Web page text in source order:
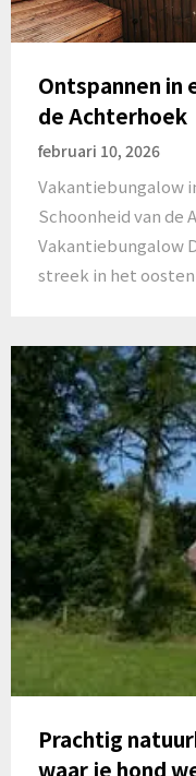
Ontspannen in
de Achterhoek
februari 10, 2026
Vakantiebungalow
Schoonheid van de
Vakantiebungalow
streek in het
Prachtig
waar je hond